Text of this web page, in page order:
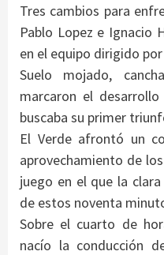
Tres cambios para
Pablo Lopez e Ignacio
en el equipo dirigido
Suelo mojado,
marcaron el
buscaba su primer
El Verde afrontó un
aprovechamiento de
juego en el que la
de estos noventa
Sobre el cuarto de
nacío la conducción